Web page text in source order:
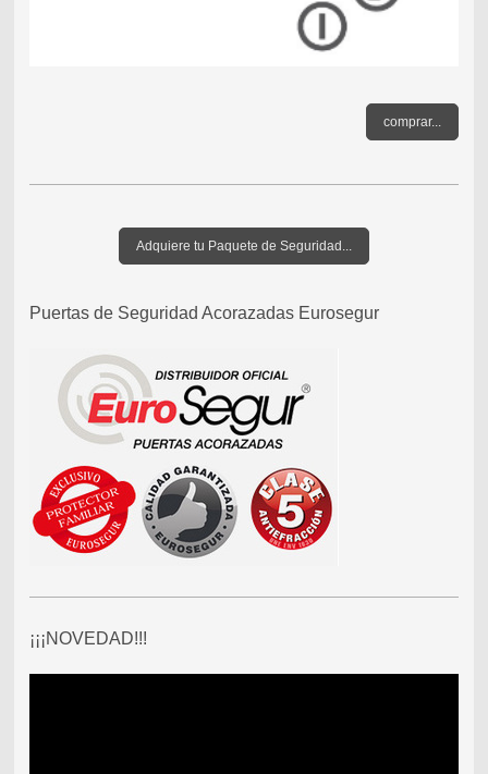
comprar...
Adquiere tu Paquete de Seguridad...
Puertas de Seguridad Acorazadas Eurosegur
¡¡¡NOVEDAD!!!